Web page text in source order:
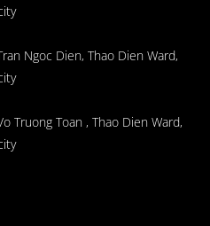
Ngoc Dien, Thao Dien Ward,
Truong Toan , Thao Dien Ward,